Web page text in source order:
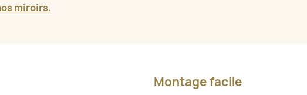
miroirs.
Montage facile